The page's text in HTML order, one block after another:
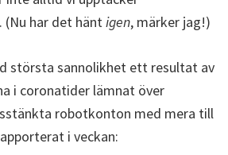
har det häntigen, märker jag!)
största sannolikhet ett resultat av
i coronatider lämnat över
robotkonton med mera till
i veckan: